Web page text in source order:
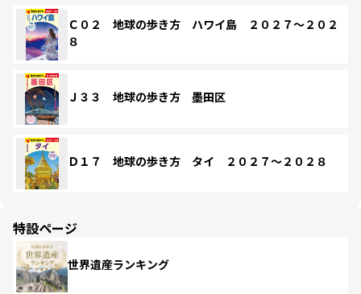
Ｃ０２ 地球の歩き方 ハワイ島 ２０２７～２０２
８
Ｊ３３ 地球の歩き方 墨田区
Ｄ１７ 地球の歩き方 タイ ２０２７～２０２８
特設ページ
世界遺産ランキング